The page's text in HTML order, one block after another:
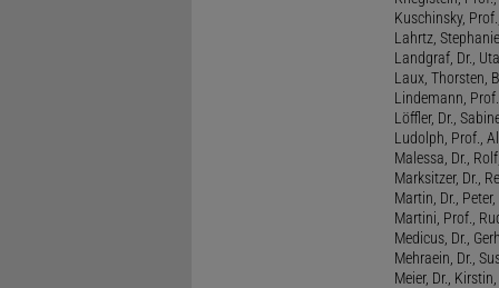
Kuschinsky,
Lahrtz,
Landgraf, Dr.,
Laux, Thorsten,
Lindemann,
Löffler, Dr.,
Ludolph, Prof.,
Malessa, Dr.,
Marksitzer, Dr.,
Martin, Dr.,
Martini, Prof.,
Medicus, Dr.,
Mehraein, Dr.,
Meier, Dr.,